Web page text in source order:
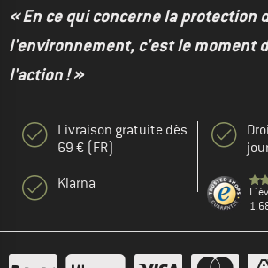
« En ce qui concerne la protection
l'environnement, c'est le moment
l'action ! »
Livraison gratuite dès
69 € (FR)
Klarna
L'